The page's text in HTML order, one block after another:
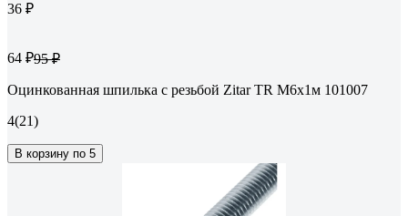
36 ₽
64 ₽95 ₽
Оцинкованная шпилька с резьбой Zitar TR М6х1м 101007
4(21)
В корзину по 5